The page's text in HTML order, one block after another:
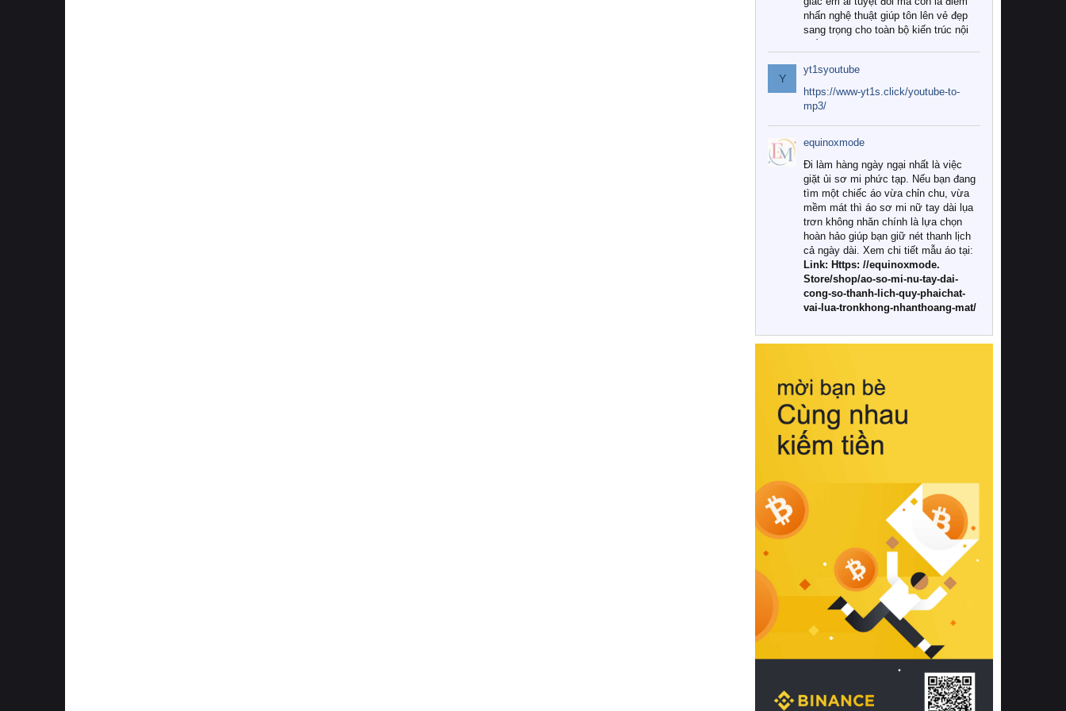
nhấn nghệ thuật giúp tôn lên vẻ đẹp
sang trọng cho toàn bộ kiến trúc nội
Tuy nhiên, giữa thị trường đa dạng
với vô vàn thương hiệu và mẫu mã
như hiện nay, làm thế nào để chọn
được những bộ chăn ga gối đệm cao
cấp thực sự chất lượng, phù hợp với
khí hậu và nhu cầu sử dụng của gia
đình? Hãy cùng chúng tôi đi tìm lời
giải đáp chi tiết qua bài viết dưới đây.
1. Tại sao các gia đình hiện đại lại ưa
chuộng chăn ga gối đệm cao cấp?
Khác với các dòng sản phẩm thông
thường, những bộ chăn ga gối đệm
cao cấp trải qua quy trình sản xuất
nghiêm ngặt từ khâu chọn lọc nguyên
liệu tự nhiên đến công nghệ dệt
nhuộm hiện đại không chứa hóa chất
này, bạn sẽ cảm nhận rõ rệt sự khác
hồi chuẩn xác của phần đệm nâng đỡ
cột sống.
Bên cạnh đó, việc lựa chọn các dòng
sản phẩm đạt chuẩn chất lượng quốc
tế còn giúp ngăn ngừa tình trạng kích
khuẩn và nấm mốc trong điều kiện
thời tiết nóng ẩm. Bạn có thể tìm hiểu
thêm các nghiên cứu khoa học về tác
động của giấc ngủ và môi trường
phòng ngủ đối với sức khỏe con
người tại Sleep Foundation (External
Link) để có cái nhìn toàn diện hơn.
2. Các tiêu chí vàng khi lựa chọn
chăn ga gối đệm cao cấp cho phòng
ngủ
Để sở hữu một bộ chăn ga gối đệm
cao cấp hoàn hảo cả về thẩm mỹ lẫn
công năng, người tiêu dùng cần cân
nhắc kỹ lưỡng các tiêu chí quan trọng
Y
yt1syoutube
https://www-yt1s.click/youtube-to-
mp3/
equinoxmode
Đi làm hàng ngày ngại nhất là việc
giặt ủi sơ mi phức tạp. Nếu bạn đang
tìm một chiếc áo vừa chỉn chu, vừa
mềm mát thì áo sơ mi nữ tay dài lụa
trơn không nhăn chính là lựa chọn
hoàn hảo giúp bạn giữ nét thanh lịch
cả ngày dài. Xem chi tiết mẫu áo tại:
Link: Https: //equinoxmode.
Store/shop/ao-so-mi-nu-tay-dai-
cong-so-thanh-lich-quy-phaichat-
vai-lua-tronkhong-nhanthoang-mat/